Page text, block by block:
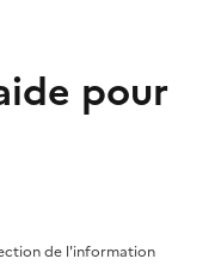
pour
de l'information